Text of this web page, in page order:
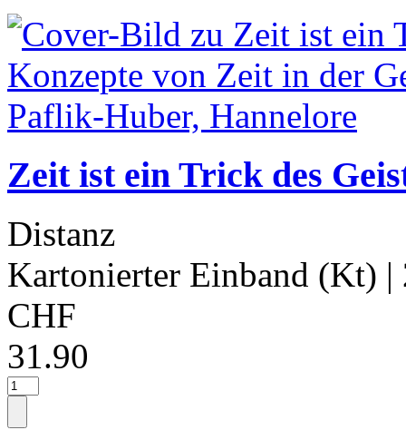
Zeit ist ein Trick des
Distanz
Kartonierter Einband (Kt) |
CHF
31.90